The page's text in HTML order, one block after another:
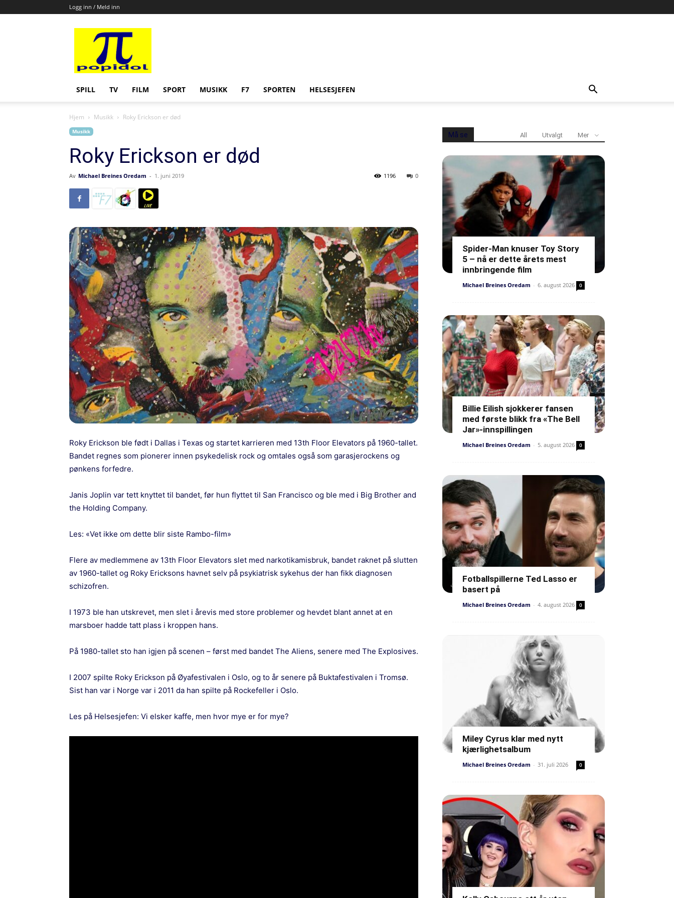
Logg inn / Meld inn
SPILL TV FILM SPORT MUSIKK F7 SPORTEN HELSESJEFEN
Hjem Musikk Roky Erickson er død
Musikk
Roky Erickson er død
Av Michael Breines Oredam - 1. juni 2019 0
1196
Roky Erickson ble født i Dallas i Texas og startet karrieren med 13th Floor Elevators på 1960-tallet.
Bandet regnes som pionerer innen psykedelisk rock og omtales også som garasjerockens og
pønkens forfedre.
Janis Joplin var tett knyttet til bandet, før hun flyttet til San Francisco og ble med i Big Brother and
the Holding Company.
Les: «Vet ikke om dette blir siste Rambo-film»
Flere av medlemmene av 13th Floor Elevators slet med narkotikamisbruk, bandet raknet på slutten
av 1960-tallet og Roky Ericksons havnet selv på psykiatrisk sykehus der han fikk diagnosen
schizofren.
I 1973 ble han utskrevet, men slet i årevis med store problemer og hevdet blant annet at en
marsboer hadde tatt plass i kroppen hans.
På 1980-tallet sto han igjen på scenen – først med bandet The Aliens, senere med The Explosives.
I 2007 spilte Roky Erickson på Øyafestivalen i Oslo, og to år senere på Buktafestivalen i Tromsø.
Sist han var i Norge var i 2011 da han spilte på Rockefeller i Oslo.
Les på Helsesjefen: Vi elsker kaffe, men hvor mye er for mye?
Må se All Utvalgt Mer
Spider-Man knuser Toy Story
5 – nå er dette årets mest
innbringende film
Michael Breines Oredam - 6. august 2026 0
Billie Eilish sjokkerer fansen
med første blikk fra «The Bell
Jar»-innspillingen
Michael Breines Oredam - 5. august 2026 0
Fotballspillerne Ted Lasso er
basert på
Michael Breines Oredam - 4. august 2026 0
Miley Cyrus klar med nytt
kjærlighetsalbum
Michael Breines Oredam - 31. juli 2026 0